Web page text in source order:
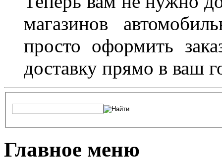
магазинов
просто оформить
доставку прямо в ваш
Главное меню